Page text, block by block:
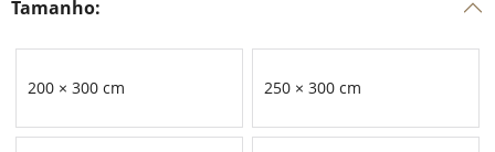
Tamanho:
200 × 300 cm 250 × 300 cm